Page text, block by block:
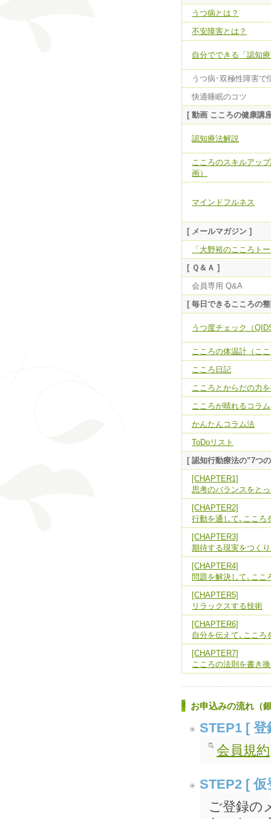
うつ病とは？
不安障害とは？
自分でできる「認知
うつ病･双極性障害で
快適睡眠のコツ
[ 動画 こころの健康講
認知療法解説
こころのスキルアッ
画）
マインドフルネス
[ メールマガジン ]
「大野裕のこころト
[ Ｑ＆Ａ ]
会員専用 Q&A
[ 毎日できるこころの
うつ度チェック（
こころの体温計（こ
こころ日記
こころとからだの力
こころが晴れるコラム
かんたんコラム法
ToDoリスト
[ 認知行動療法の”7つ
[CHAPTER1]
思考のバランスをと
[CHAPTER2]
行動を通して､こころ
[CHAPTER3]
期待する現実をつく
[CHAPTER4]
問題を解決して､ここ
[CHAPTER5]
リラックスする技術
[CHAPTER6]
自分を伝えて､こころ
[CHAPTER7]
こころの法則を書き
お申込みの流れ（
STEP1 [
会員規約
STEP2 [
ご登録の